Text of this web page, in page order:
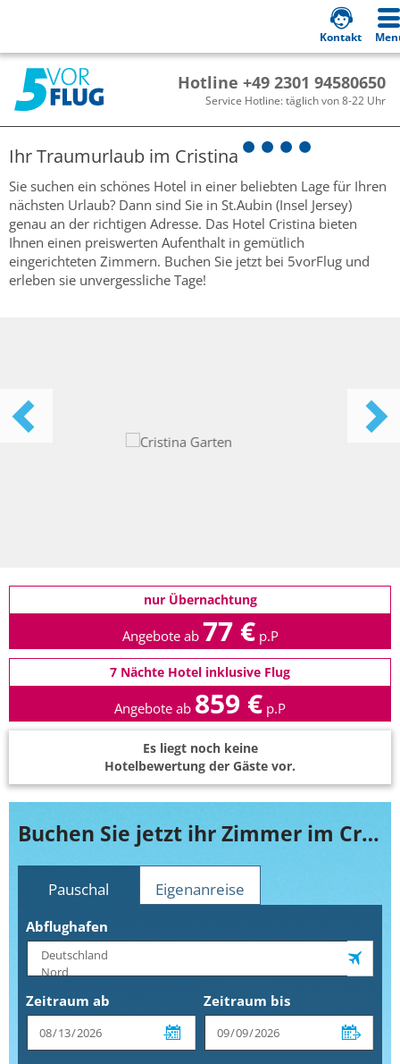
Hotline +49 2301 94580650
Service Hotline: täglich von 8-22 Uhr
Kontakt
Ihr Traumurlaub im Cristina
Sie suchen ein schönes Hotel in einer beliebten Lage für Ihren
nächsten Urlaub? Dann sind Sie in St.Aubin (Insel Jersey)
genau an der richtigen Adresse. Das Hotel Cristina bieten
Ihnen einen preiswerten Aufenthalt in gemütlich
eingerichteten Zimmern. Buchen Sie jetzt bei 5vorFlug und
erleben sie unvergessliche Tage!
nur Übernachtung
Angebote ab 77 € p.P
7 Nächte Hotel inklusive Flug
Angebote ab 859 € p.P
Es liegt noch keine
Hotelbewertung der Gäste vor.
Buchen Sie jetzt ihr Zimmer im Cristina
Pauschal Eigenanreise
Abflughafen
Zeitraum ab Zeitraum bis